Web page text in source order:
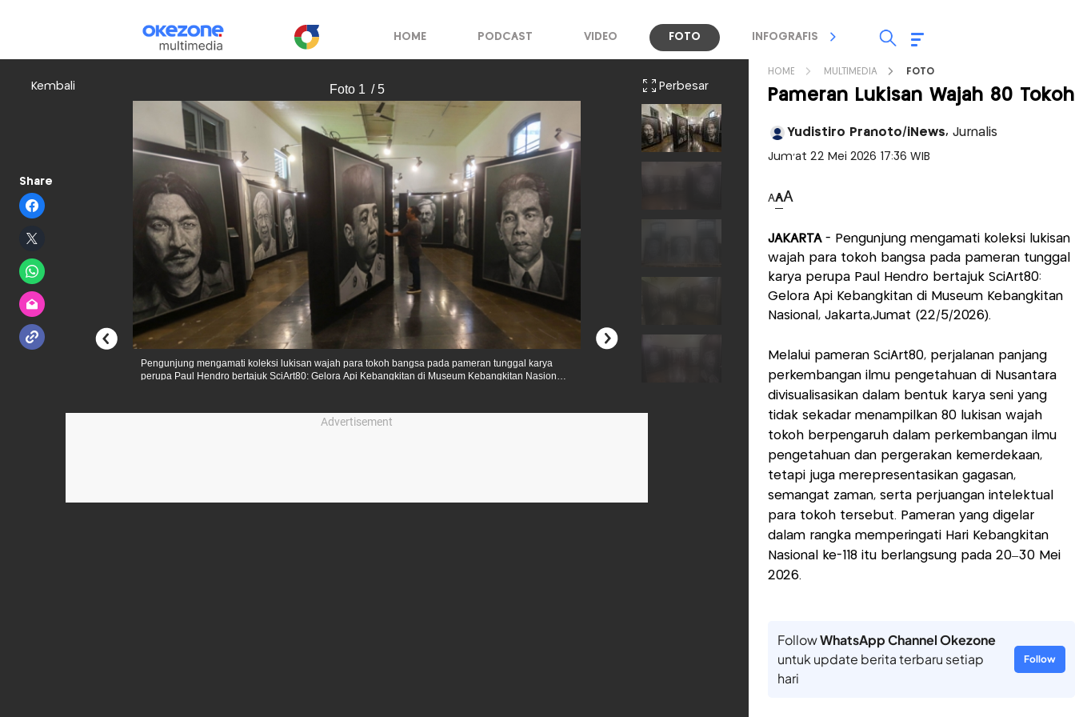
HOME PODCAST VIDEO FOTO INFOGRAFIS TV STREAMING
Kembali
Share
Foto 1 / 5 Perbesar
Pengunjung mengamati koleksi lukisan wajah para tokoh bangsa pada pameran tunggal karya
perupa Paul Hendro bertajuk SciArt80: Gelora Api Kebangkitan di Museum Kebangkitan Nasional,
Advertisement
HOME MULTIMEDIA FOTO
Pameran Lukisan Wajah 80 Tokoh
Yudistiro Pranoto/iNews, Jurnalis
Jum'at 22 Mei 2026 17:36 WIB
AAA
JAKARTA- Pengunjung mengamati koleksi lukisan
wajah para tokoh bangsa pada pameran tunggal
karya perupa Paul Hendro bertajuk SciArt80:
Gelora Api Kebangkitan di Museum Kebangkitan
Nasional, Jakarta,Jumat (22/5/2026).
Melalui pameran SciArt80, perjalanan panjang
perkembangan ilmu pengetahuan di Nusantara
divisualisasikan dalam bentuk karya seni yang
tidak sekadar menampilkan 80 lukisan wajah
tokoh berpengaruh dalam perkembangan ilmu
pengetahuan dan pergerakan kemerdekaan,
tetapi juga merepresentasikan gagasan,
semangat zaman, serta perjuangan intelektual
para tokoh tersebut. Pameran yang digelar
dalam rangka memperingati Hari Kebangkitan
Nasional ke-118 itu berlangsung pada 20–30 Mei
2026.
FollowWhatsApp Channel Okezone
untuk update berita terbaru setiap
hari
Follow